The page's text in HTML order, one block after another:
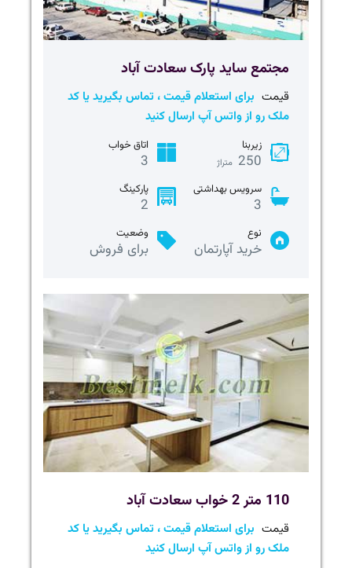
مجتمع ساید پارک سعادت آباد
قیمت برای استعلام قیمت ، تماس بگیرید یا کد
ملک رو از واتس آپ ارسال کنید
زیربنا
250 متراژ
اتاق خواب
3
سرویس بهداشتی
3
پارکینگ
2
نوع
خرید آپارتمان
وضعیت
برای فروش
110 متر 2 خواب سعادت آباد
قیمت برای استعلام قیمت ، تماس بگیرید یا کد
ملک رو از واتس آپ ارسال کنید